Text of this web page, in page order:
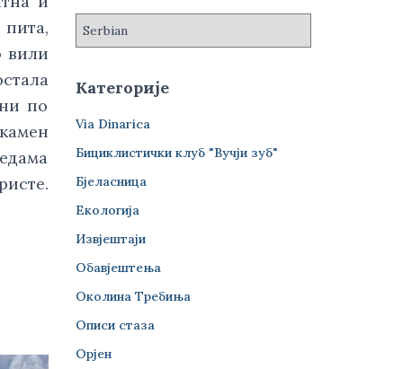
пита,
вили
по
Категорије
Via Dinarica
Бициклистички клуб "Вучји зуб"
Бјеласница
Екологија
Извјештаји
Обавјештења
Околина Требиња
Описи стаза
Орјен